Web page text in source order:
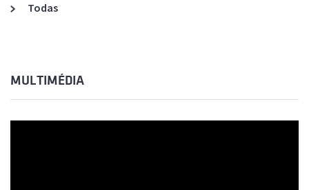
Todas
MULTIMÉDIA